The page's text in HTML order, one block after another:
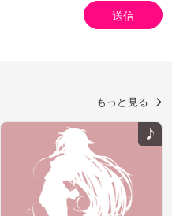
送信
もっと見る